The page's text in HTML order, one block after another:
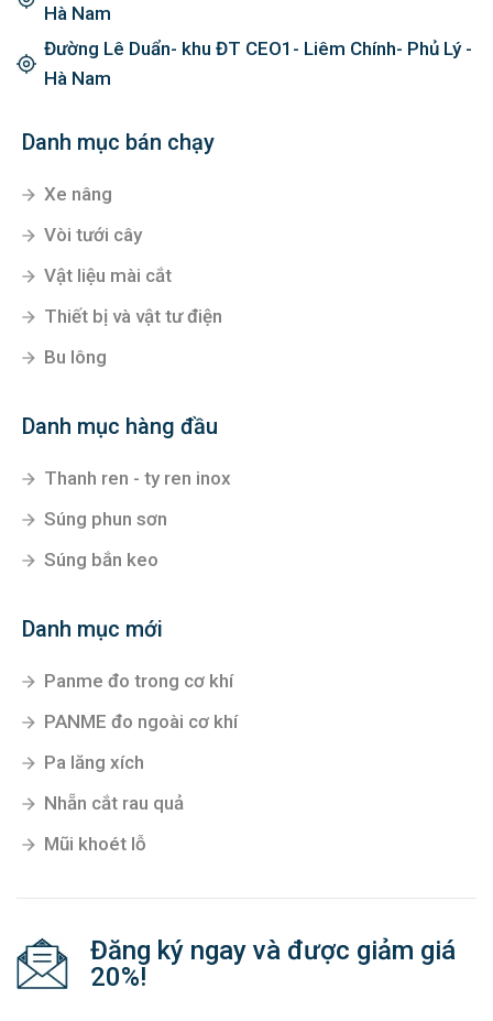
Hà Nam
Đường Lê Duẩn- khu ĐT CEO1- Liêm Chính- Phủ Lý -
Hà Nam
Danh mục bán chạy
Xe nâng
Vòi tưới cây
Vật liệu mài cắt
Thiết bị và vật tư điện
Bu lông
Danh mục hàng đầu
Thanh ren - ty ren inox
Súng phun sơn
Súng bắn keo
Danh mục mới
Panme đo trong cơ khí
PANME đo ngoài cơ khí
Pa lăng xích
Nhẵn cắt rau quả
Mũi khoét lỗ
Đăng ký ngay và được giảm giá
20%!